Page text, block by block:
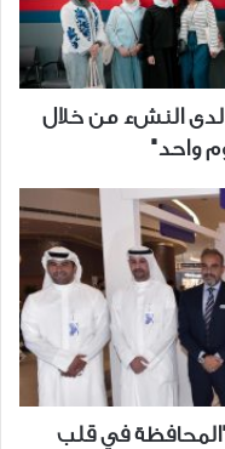
لدى النشء من خلال
واحد"
"المحافظة في قلب